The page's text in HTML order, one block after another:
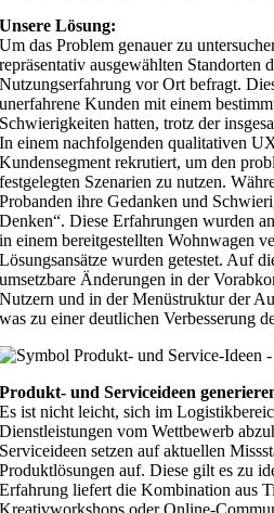
Unsere Lösung:
Um das Problem genauer zu
repräsentativ ausgewählten Standorten
Nutzungserfahrung vor Ort befragt.
unerfahrene Kunden mit einem
Schwierigkeiten hatten, trotz der
In einem nachfolgenden qualitativen
Kundensegment rekrutiert, um den
festgelegten Szenarien zu nutzen.
Probanden ihre Gedanken und
Denken“. Diese Erfahrungen wurden
in einem bereitgestellten Wohnwagen
Lösungsansätze wurden getestet. Auf
umsetzbare Änderungen in der
Nutzern und in der Menüstruktur der
was zu einer deutlichen Verbesserung
Produkt- und Serviceideen
Es ist nicht leicht, sich im
Dienstleistungen vom Wettbewerb
Serviceideen setzen auf aktuellen
Produktlösungen auf. Diese gilt es zu
Erfahrung liefert die Kombination aus